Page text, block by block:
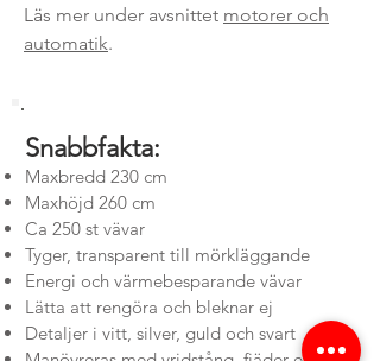
Läs mer under avsnittet motorer och
automatik.
Snabbfakta:
Maxbredd 230 cm
Maxhöjd 260 cm
Ca 250 st vävar
Tyger, transparent till mörkläggande
Energi och värmebesparande vävar
Lätta att rengöra och bleknar ej
Detaljer i vitt, silver, guld och svart